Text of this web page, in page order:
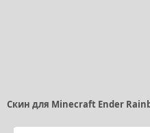
Скин для Minecraft Ender